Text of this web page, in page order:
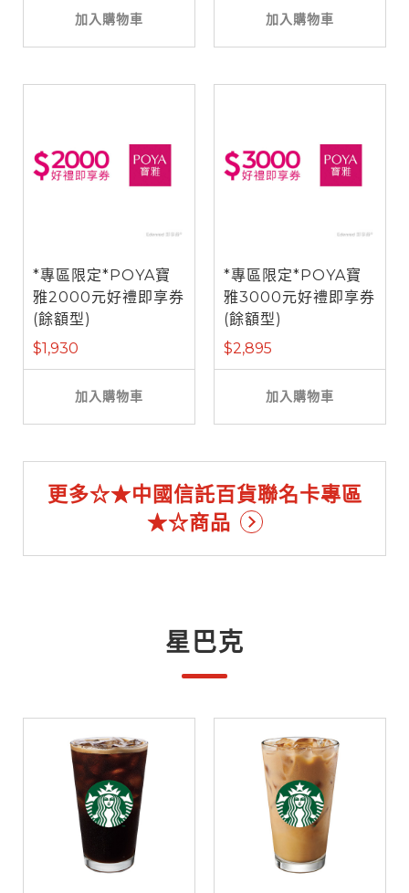
加入購物車 加入購物車
*專區限定*POYA寶
雅2000元好禮即享券
(餘額型)
$1,930
加入購物車
*專區限定*POYA寶
雅3000元好禮即享券
(餘額型)
$2,895
加入購物車
更多☆★中國信託百貨聯名卡專區
★☆商品
星巴克